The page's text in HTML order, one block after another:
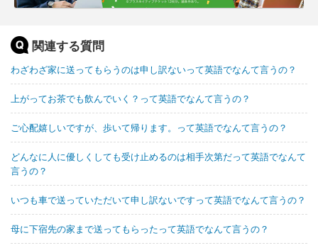
関連する質問
わざわざ家に送ってもらうのは申し訳ないって英語でなんて言うの？
上がってお茶でも飲んでいく？って英語でなんて言うの？
ご心配嬉しいですが、歩いて帰ります。って英語でなんて言うの？
どんなに人に優しくしても受け止めるのは相手次第だって英語でなんて
言うの？
いつも車で送っていただいて申し訳ないですって英語でなんて言うの？
母に下宿先の家まで送ってもらったって英語でなんて言うの？